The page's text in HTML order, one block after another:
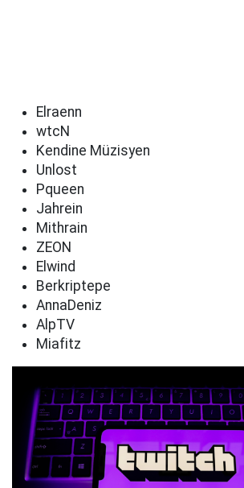
Elraenn
wtcN
Kendine Müzisyen
Unlost
Pqueen
Jahrein
Mithrain
ZEON
Elwind
Berkriptepe
AnnaDeniz
AlpTV
Miafitz